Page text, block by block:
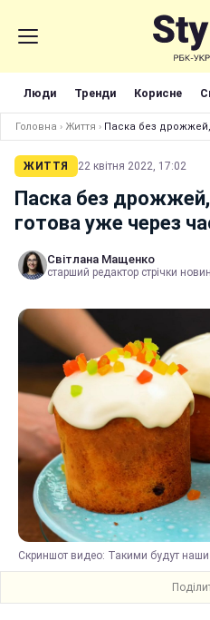
Люди Тренди Корисне
Головна › Життя › Паска без дрожжей,
ЖИТТЯ 22 квітня 2022, 17:02
Паска без
готова уже через
Світлана Мащенко
старший редактор стрічки
Скриншот видео: Такими будут наши